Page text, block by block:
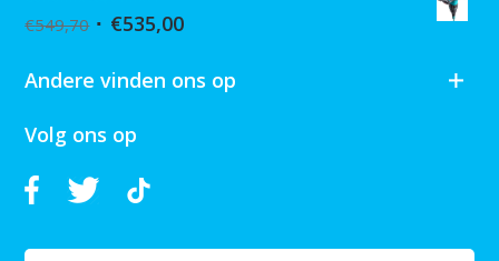
€549,70 €535,00
Andere vinden ons op
Volg ons op